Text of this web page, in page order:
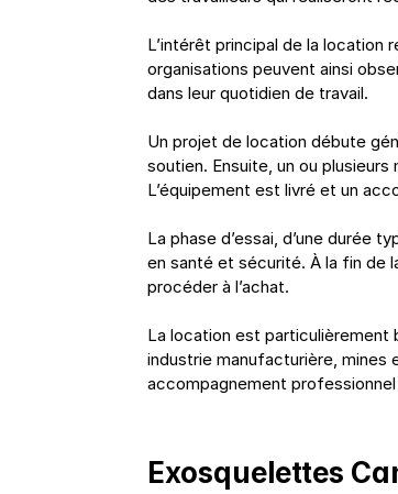
L’intérêt principal de la location
organisations peuvent ainsi
dans leur quotidien de travail.
Un projet de location débute
soutien. Ensuite, un ou
L’équipement est livré et un
La phase d’essai, d’une durée
en santé et sécurité. À la fin de
procéder à l’achat.
La location est
industrie manufacturière, mines
accompagnement
Exosquelettes